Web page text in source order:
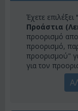
Έχετε επιλέξει
Προάστια
προορισμό
προορισμό,
προορισμού"
για τον